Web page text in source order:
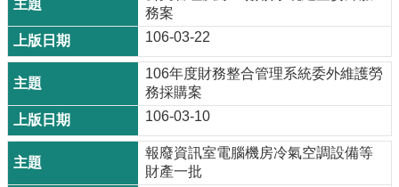
務案
106-03-22
106年度財務整合管理系統委外維護勞
務採購案
106-03-10
報廢資訊室電腦機房冷氣空調設備等
財產一批